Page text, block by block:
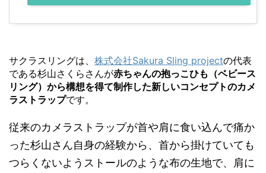
サクラスリングは、 株式会社Sakura Sling projectの代表
である杉山さくらさんが赤ちゃんの抱っこひも（ベビース
リング）から構想を得て制作した新しいコンセプトのカメ
ラストラップです。
従来のカメラストラップが首や肩に食い込んで痛か
った杉山さん自身の経験から、首から掛けていても
つらくないようストールのような布の生地で、肩に